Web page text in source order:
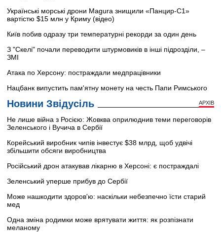
Українські морські дрони Magura знищили «Панцир-С1»
вартістю $15 млн у Криму (відео)
Київ побив одразу три температурні рекорди за один день
З "Скелі" почали переводити штурмовиків в інші підрозділи, –
ЗМІ
Атака по Херсону: постраждали медпрацівники
Нацбанк випустить пам'ятну монету на честь Папи Римського
Новини Звідусіль АРХІВ
Не лише війна з Росією: Жовква оприлюднив теми переговорів
Зеленського і Вучича в Сербії
Корейський виробник чипів інвестує $38 млрд, щоб удвічі
збільшити обсяги виробництва
Російський дрон атакував лікарню в Херсоні: є постраждалі
Зеленський уперше прибув до Сербії
Може нашкодити здоров'ю: наскільки небезпечно їсти старий
мед
Одна зміна родимки може врятувати життя: як розпізнати
меланому